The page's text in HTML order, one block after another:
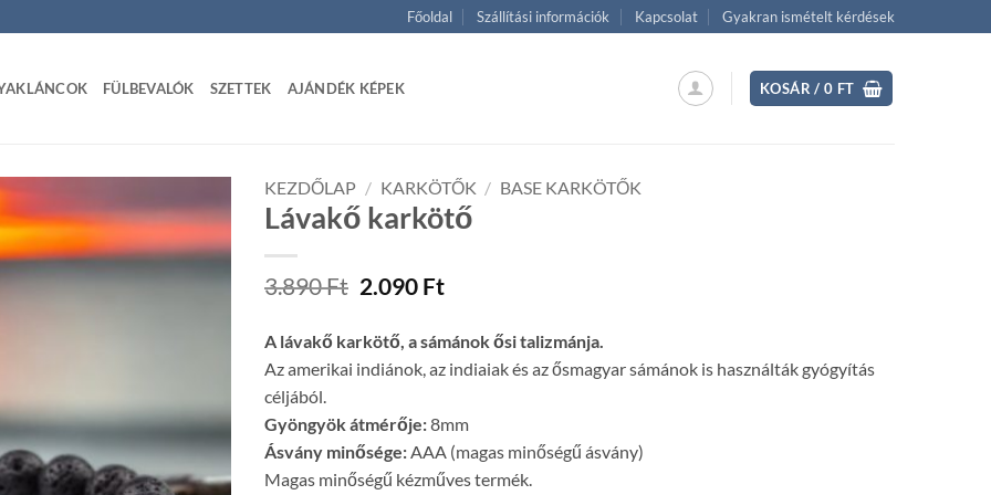
Főoldal Szállítási információk Kapcsolat Gyakran ismételt kérdések
FÜLBEVALÓK SZETTEK AJÁNDÉK KÉPEK KOSÁR /0 FT
KEZDŐLAP / KARKÖTŐK / BASE KARKÖTŐK
Lávakő karkötő
3.890Ft Original
was:
3.890 Ft.
2.090 FtCurrent
is:
2.090 Ft.
A lávakő karkötő, a sámánok ősi talizmánja.
Az amerikai indiánok, az indiaiak és az ősmagyar sámánok is használták gyógyítás
céljából.
Gyöngyök átmérője:8mm
Ásvány minősége:AAA (magas minőségű ásvány)
Magas minőségű kézműves termék.